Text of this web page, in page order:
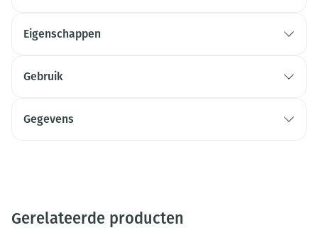
Eigenschappen
Gebruik
Gegevens
Gerelateerde producten